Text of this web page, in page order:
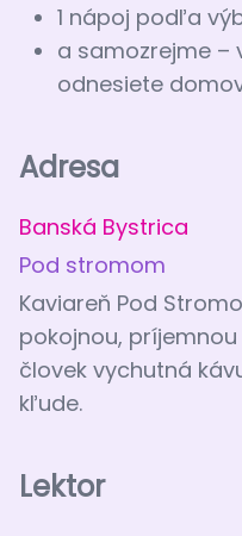
1 nápoj podľa
a samozrejme –
odnesiete
Adresa
Banská Bystrica
Pod stromom
Kaviareň Pod
pokojnou,
človek vychutná
kľude.
Lektor